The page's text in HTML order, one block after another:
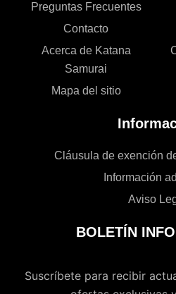
Preguntas Frecuentes
Contacto
Acerca de Katana
Samurai
Mapa del sitio
Cláusula de exención
Información
Aviso
BOLETÍN
Suscríbete para recibir